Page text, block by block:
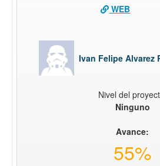
WEB
Ivan Felipe Alvarez
Nivel del
Ninguno
Avance:
55%